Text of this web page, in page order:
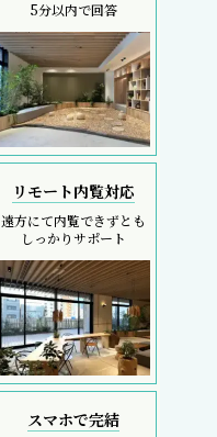
5分以内で回答
リモート内覧対応
遠方にて内覧できずとも
しっかりサポート
スマホで完結